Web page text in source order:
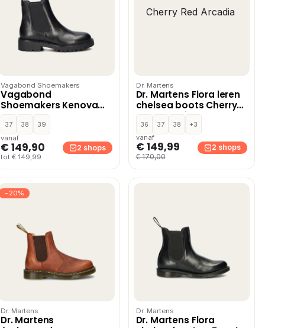
Vagabond Shoemakers
Vagabond
Shoemakers Kenova
chelseaboots – Zwart
37 38
39
vanaf
€ 149,90
tot € 149,99
2 shops
Dr. Martens
Dr. Martens Flora leren
chelsea boots Cherry
Red Arcadia
36 37 38
+3
vanaf
€ 149,99
€ 170,00
2 shops
−20%
Dr. Martens
Dr. Martens
Dr. Martens
Dr. Martens Flora